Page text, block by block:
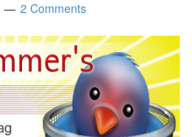
2 Comments